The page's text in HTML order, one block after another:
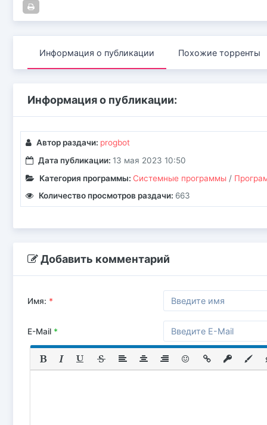
Информация о публикации Похожие торренты
Информация о публикации:
Автор раздачи: progbot
Дата публикации: 13 мая 2023 10:50
Категория программы: Системные программы/
Количество просмотров раздачи: 663
Добавить комментарий
Имя: *
E-Mail *